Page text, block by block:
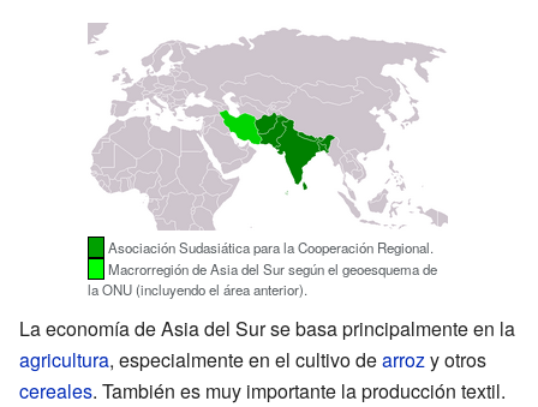
Asociación Sudasiática para la Cooperación Regional.
Macrorregión de Asia del Sur según el geoesquema de
la ONU (incluyendo el área anterior).
La economía de Asia del Sur se basa principalmente en la
agricultura, especialmente en el cultivo dearroz y otros
cereales. También es muy importante la producción textil.